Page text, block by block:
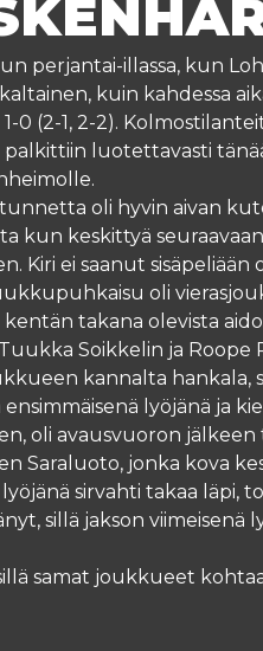
perjantai-illassa, kun
kuin kahdessa
0 (2-1, 2-2).
palkittiin luotettavasti
oli hyvin aivan
kun keskittyä
ei saanut sisäpeliään
oli
takana olevista
Soikkelin ja
kannalta
lyöjänä ja
oli avausvuoron
Saraluoto, jonka kova
sirvahti takaa läpi,
sillä jakson
samat joukkueet